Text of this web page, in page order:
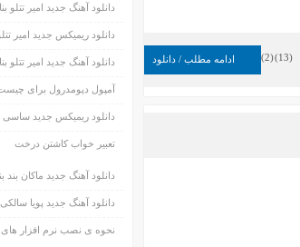
ادامه مطلب / دانلود (
13
)
(
2
)
دانلود آهنگ جدید امیر تتلو
دانلود ریمیکس جدید امیر
دانلود آهنگ جدید امیر تتلو
آمپول دپومدرول برای
دانلود ریمیکس جدید ساسی
تعبیر خواب کاشتن درخت
دانلود آهنگ جدید ماکان بند
دانلود آهنگ جدید پویا